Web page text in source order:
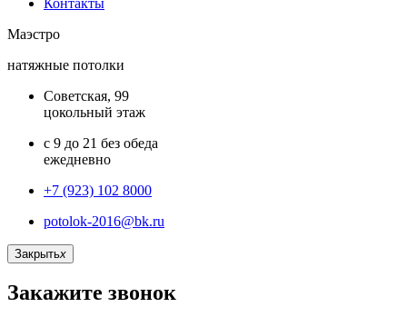
Маэстро
натяжные потолки
Советская, 99
цокольный этаж
с 9 до 21 без обеда
ежедневно
+7 (923) 102 8000
potolok-2016@bk.ru
Закрытьx
Закажите звонок